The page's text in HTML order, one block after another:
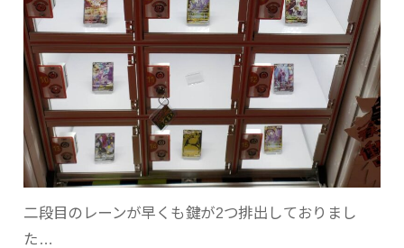
二段目のレーンが早くも鍵が2つ排出しておりまし
た…